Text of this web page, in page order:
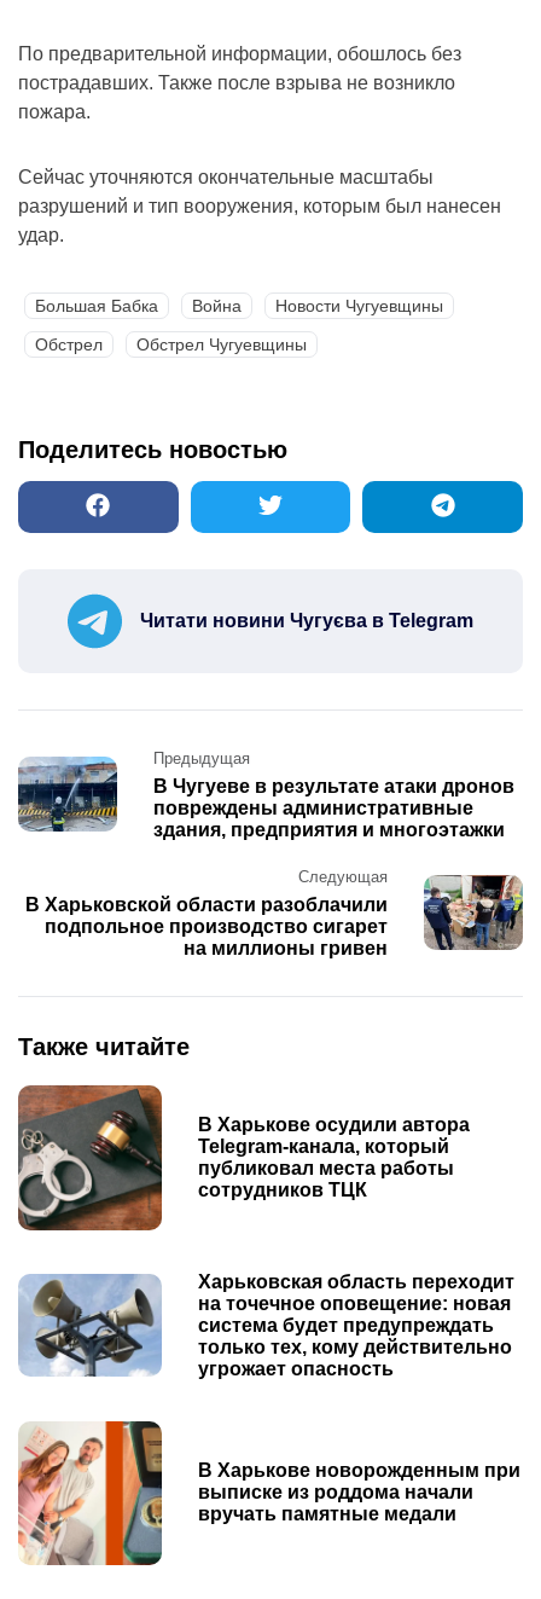
По предварительной информации, обошлось без
пострадавших. Также после взрыва не возникло
пожара.
Сейчас уточняются окончательные масштабы
разрушений и тип вооружения, которым был нанесен
удар.
Большая Бабка Война
Новости Чугуевщины
Обстрел
Обстрел Чугуевщины
Поделитесь новостью
Читати новини Чугуєва в Telegram
Post
navigation
Предыдущая
В Чугуеве в результате атаки дронов
повреждены административные
здания, предприятия и многоэтажки
Следующая
В Харьковской области разоблачили
подпольное производство сигарет
на миллионы гривен
Также читайте
В Харькове осудили автора
Telegram-канала, который
публиковал места работы
сотрудников ТЦК
Харьковская область переходит
на точечное оповещение: новая
система будет предупреждать
только тех, кому действительно
угрожает опасность
В Харькове новорожденным при
выписке из роддома начали
вручать памятные медали